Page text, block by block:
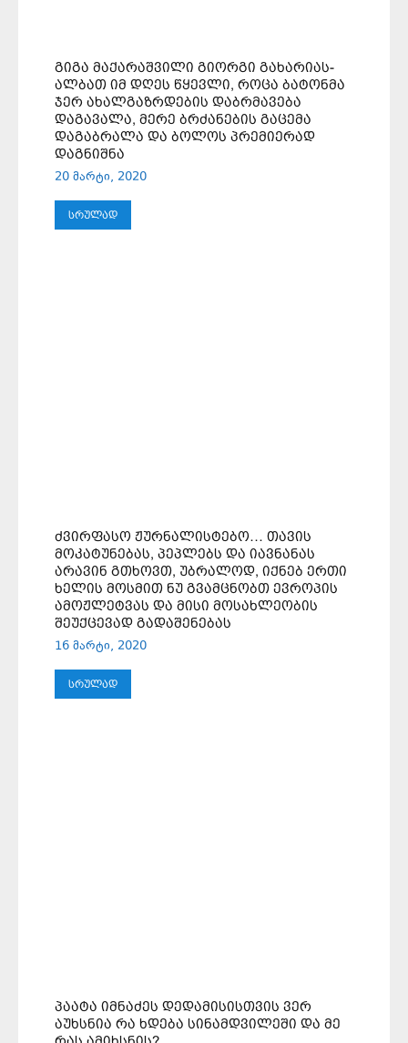
ᲒᲘᲒᲐ ᲛᲐᲥᲐᲠᲐᲨᲕᲘᲚᲘ ᲒᲘᲝᲠᲒᲘ ᲒᲐᲮᲐᲠᲘᲐᲡ-
ᲐᲚᲑᲐᲗ ᲘᲛ ᲓᲦᲔᲡ ᲬᲧᲔᲕᲚᲘ, ᲠᲝᲪᲐ ᲑᲐᲢᲝᲜᲛᲐ
ᲯᲔᲠ ᲐᲮᲐᲚᲒᲐᲖᲠᲓᲔᲑᲘᲡ ᲓᲐᲑᲠᲛᲐᲕᲔᲑᲐ
ᲓᲐᲒᲐᲕᲐᲚᲐ, ᲛᲔᲠᲔ ᲑᲠᲫᲐᲜᲔᲑᲘᲡ ᲒᲐᲪᲔᲛᲐ
ᲓᲐᲒᲐᲑᲠᲐᲚᲐ ᲓᲐ ᲑᲝᲚᲝᲡ ᲞᲠᲔᲛᲘᲔᲠᲐᲓ
ᲓᲐᲒᲜᲘᲨᲜᲐ
20 მარტი, 2020
ᲡᲠᲣᲚᲐᲓ
ᲫᲕᲘᲠᲤᲐᲡᲝ ᲟᲣᲠᲜᲐᲚᲘᲡᲢᲔᲑᲝ… ᲗᲐᲕᲘᲡ
ᲛᲝᲙᲐᲢᲣᲜᲔᲑᲐᲡ, ᲞᲔᲞᲚᲔᲑᲡ ᲓᲐ ᲘᲐᲕᲜᲐᲜᲐᲡ
ᲐᲠᲐᲕᲘᲜ ᲒᲗᲮᲝᲕᲗ, ᲣᲑᲠᲐᲚᲝᲓ, ᲘᲥᲜᲔᲑ ᲔᲠᲗᲘ
ᲮᲔᲚᲘᲡ ᲛᲝᲡᲛᲘᲗ ᲜᲣ ᲒᲕᲐᲛᲪᲜᲝᲑᲗ ᲔᲕᲠᲝᲞᲘᲡ
ᲐᲛᲝᲟᲚᲔᲢᲕᲐᲡ ᲓᲐ ᲛᲘᲡᲘ ᲛᲝᲡᲐᲮᲚᲔᲝᲑᲘᲡ
ᲨᲔᲣᲥᲪᲔᲕᲐᲓ ᲒᲐᲓᲐᲨᲔᲜᲔᲑᲐᲡ
16 მარტი, 2020
ᲡᲠᲣᲚᲐᲓ
ᲞᲐᲐᲢᲐ ᲘᲛᲜᲐᲫᲔᲡ ᲓᲔᲓᲐᲛᲘᲡᲘᲡᲗᲕᲘᲡ ᲕᲔᲠ
ᲐᲣᲮᲡᲜᲘᲐ ᲠᲐ ᲮᲓᲔᲑᲐ ᲡᲘᲜᲐᲛᲓᲕᲘᲚᲔᲨᲘ ᲓᲐ ᲛᲔ